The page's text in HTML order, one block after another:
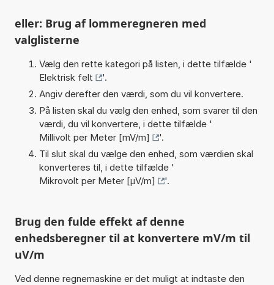
eller: Brug af lommeregneren med
valglisterne
Vælg den rette kategori på listen, i dette tilfælde '
Elektrisk felt
'.
Angiv derefter den værdi, som du vil konvertere.
På listen skal du vælg den enhed, som svarer til den
værdi, du vil konvertere, i dette tilfælde '
Millivolt per Meter [mV/m]
'.
Til slut skal du vælge den enhed, som værdien skal
konverteres til, i dette tilfælde '
Mikrovolt per Meter [µV/m]
'.
Brug den fulde effekt af denne
enhedsberegner til at konvertere mV/m til
uV/m
Ved denne regnemaskine er det muligt at indtaste den